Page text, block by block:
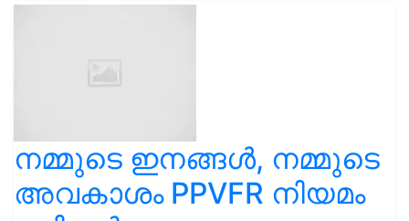
നമ്മുടെ ഇനങ്ങൾ, നമ്മുടെ
അവകാശം PPVFR നിയമം